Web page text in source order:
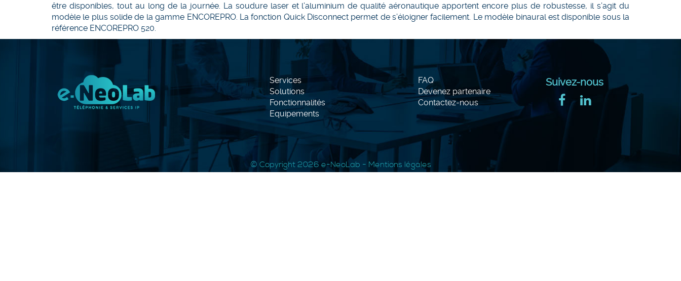
être disponibles, tout au long de la journée. La soudure laser et l’aluminium de qualité aéronautique apportent encore plus de robustesse, il s’agit du
modèle le plus solide de la gamme ENCOREPRO. La fonction Quick Disconnect permet de s’éloigner facilement. Le modèle binaural est disponible sous la
référence ENCOREPRO 520.
Services
Solutions
Fonctionnalités
Equipements
FAQ
Devenez partenaire
Contactez-nous
Suivez-nous
© Copyright 2026 e-NeoLab - Mentions légales